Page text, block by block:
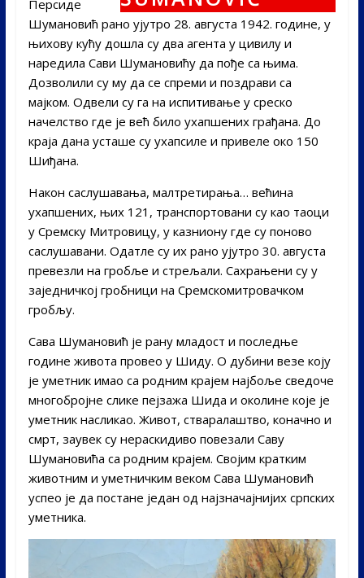
Персиде
Шумановић рано ујутро 28. августа 1942. године, у
њихову кућу дошла су два агента у цивилу и
наредила Сави Шумановићу да пође са њима.
Дозволили су му да се спреми и поздрави са
мајком. Одвели су га на испитивање у среско
начелство где је већ било ухапшених грађана. До
краја дана усташе су ухапсиле и привеле око 150
Шиђана.
Након саслушавања, малтретирања… већина
ухапшених, њих 121, транспортовани су као таоци
у Сремску Митровицу, у казниону где су поново
саслушавани. Одатле су их рано ујутро 30. августа
превезли на гробље и стрељали. Сахрањени су у
заједничкој гробници на Сремскомитровачком
гробљу.
Сава Шумановић је рану младост и последње
године живота провео у Шиду. О дубини везе коју
је уметник имао са родним крајем најбоље сведоче
многобројне слике пејзажа Шида и околине које је
уметник насликао. Живот, стваралаштво, коначно и
смрт, заувек су нераскидиво повезали Саву
Шумановића са родним крајем. Својим кратким
животним и уметничким веком Сава Шумановић
успео је да постане један од најзначајнијих српских
уметника.